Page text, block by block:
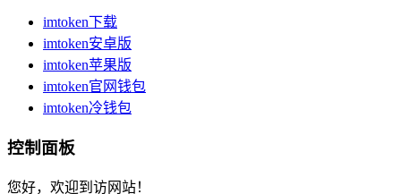
imtoken下载
imtoken安卓版
imtoken苹果版
imtoken官网钱包
imtoken冷钱包
控制面板
您好，欢迎到访网站！